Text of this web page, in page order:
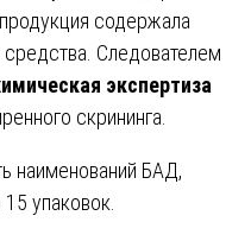
содержала
Следователем
экспертиза
скрининга.
наименований БАД,
упаковок.